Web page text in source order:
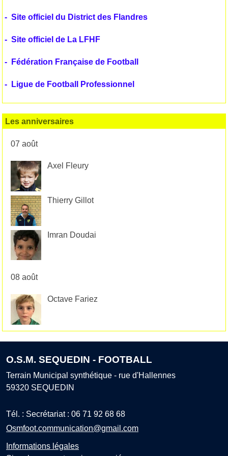
- Site officiel du District des Flandres
- Site officiel de La LFHF
- Fédération Française de Football
- Ligue de Football Professionnel
Les anniversaires
07 août
Axel Fleury
Thierry Gillot
Imran Doudai
08 août
Octave Fariez
O.S.M. SEQUEDIN - FOOTBALL
Terrain Municipal synthétique - rue d'Hallennes
59320 SEQUEDIN
Tél. : Secrétariat : 06 71 92 68 68
Osmfoot.communication@gmail.com
Informations légales